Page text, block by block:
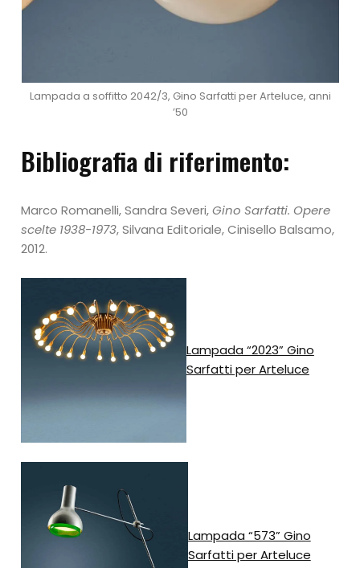
Lampada a soffitto 2042/3, Gino Sarfatti per Arteluce, anni
’50
Bibliografia di riferimento:
Marco Romanelli, Sandra Severi,Gino Sarfatti. Opere
scelte 1938-1973, Silvana Editoriale, Cinisello Balsamo,
2012.
Lampada “2023” Gino
Sarfatti per Arteluce
Lampada “573” Gino
Sarfatti per Arteluce